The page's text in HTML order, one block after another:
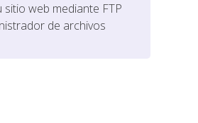
sitio web mediante FTP
de archivos